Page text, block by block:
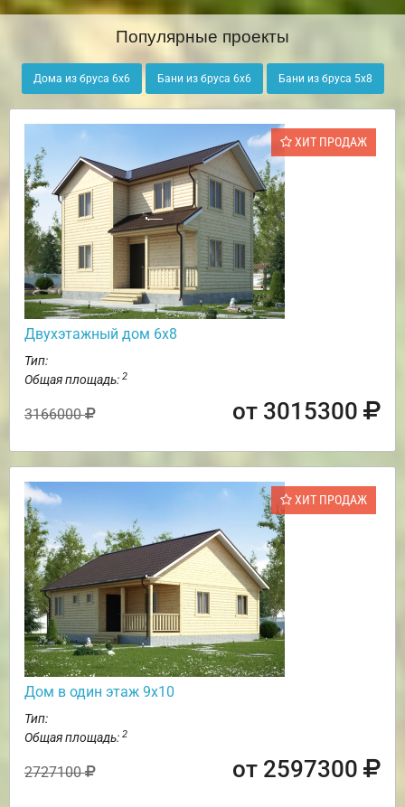
Популярные проекты
Дома из бруса 6х6 Бани из бруса 6х6 Бани из бруса 5х8
ХИТ ПРОДАЖ
Двухэтажный дом 6х8
Тип:
Общая площадь: 2
3166000 от 3015300
ХИТ ПРОДАЖ
Дом в один этаж 9х10
Тип:
Общая площадь: 2
2727100 от 2597300